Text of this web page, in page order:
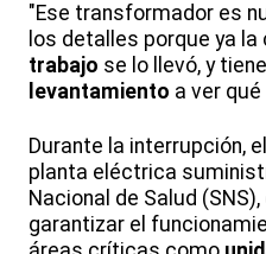
"Ese transformador es
los detalles porque ya
trabajo se lo llevó, y
levantamiento a ver
Durante la interrupción,
planta eléctrica
Nacional de Salud
garantizar el